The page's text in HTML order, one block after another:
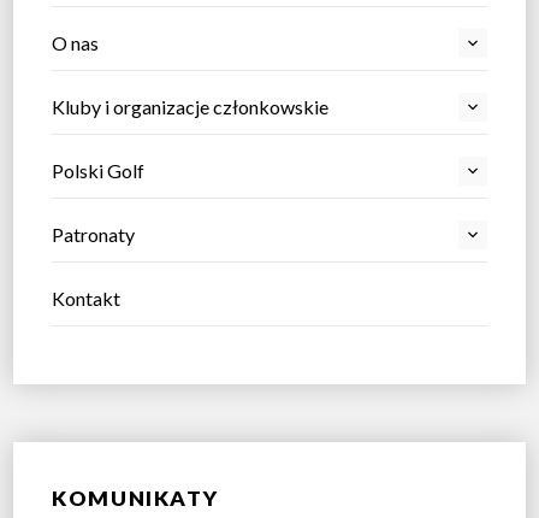
O nas
Kluby i organizacje członkowskie
Polski Golf
Patronaty
Kontakt
KOMUNIKATY